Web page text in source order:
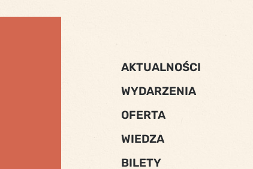
AKTUALNOŚCI
WYDARZENIA
OFERTA
WIEDZA
BILETY